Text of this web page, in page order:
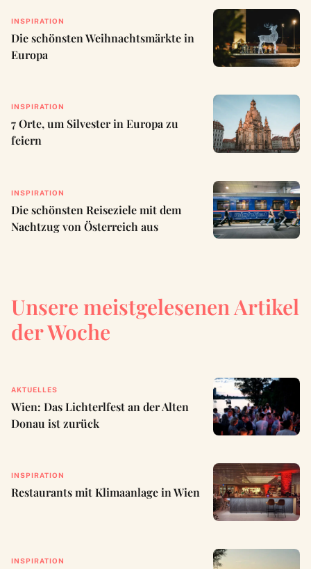
INSPIRATION
Die schönsten Weihnachtsmärkte in
Europa
INSPIRATION
7 Orte, um Silvester in Europa zu
feiern
INSPIRATION
Die schönsten Reiseziele mit dem
Nachtzug von Österreich aus
Unsere meistgelesenen Artikel
der Woche
AKTUELLES
Wien: Das Lichterlfest an der Alten
Donau ist zurück
INSPIRATION
Restaurants mit Klimaanlage in Wien
INSPIRATION